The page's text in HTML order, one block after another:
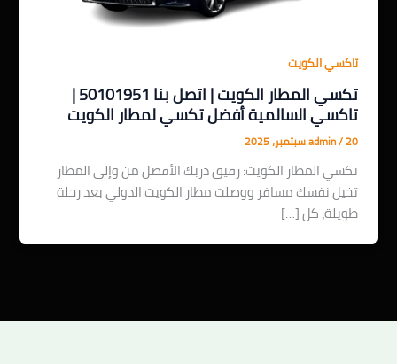
تاكسي الكويت
تكسي المطار الكويت | اتصل بنا 50101951 |
تاكسي السالمية أفضل تكسي لمطار الكويت
admin/20 سبتمبر، 2025
تكسي المطار الكويت: رفيق دربك الأفضل من وإلى المطار
تخيل نفسك مسافر ووصلت مطار الكويت الدولي بعد رحلة
طويلة، كل […]